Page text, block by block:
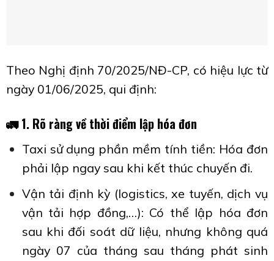
Theo Nghị định 70/2025/NĐ-CP, có hiệu lực từ
ngày 01/06/2025, qui định:
🚛1. Rõ ràng về thời điểm lập hóa đơn
Taxi sử dụng phần mềm tính tiền: Hóa đơn
phải lập ngay sau khi kết thúc chuyến đi.
Vận tải định kỳ (logistics, xe tuyến, dịch vụ
vận tải hợp đồng,…): Có thể lập hóa đơn
sau khi đối soát dữ liệu, nhưng không quá
ngày 07 của tháng sau tháng phát sinh